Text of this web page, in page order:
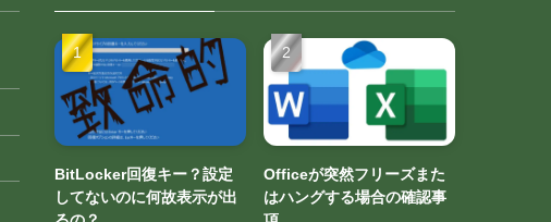
BitLocker回復キー？設定
してないのに何故表示が出
Officeが突然フリーズまた
はハングする場合の確認事